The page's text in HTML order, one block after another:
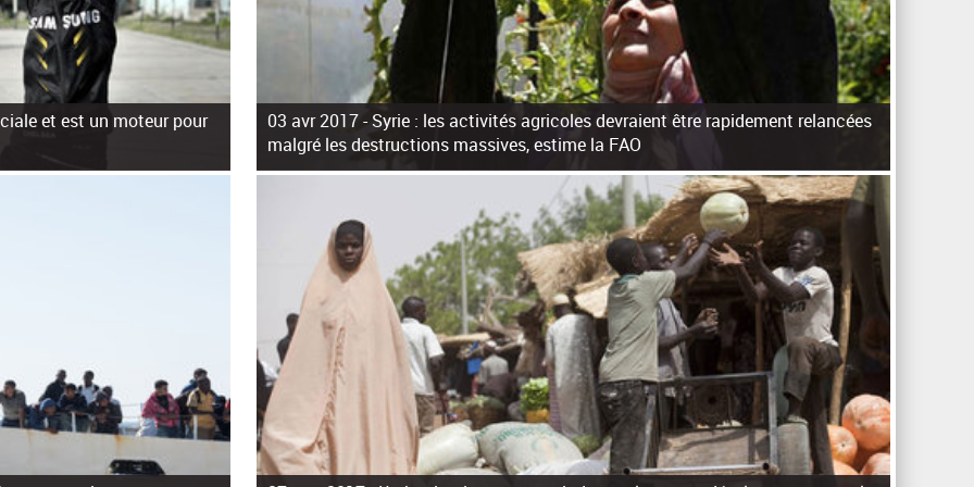
et est un moteur pour
03 avr 2017 -Syrie : les activités agricoles devraient être rapidement relancées
malgré les destructions massives, estime la FAO